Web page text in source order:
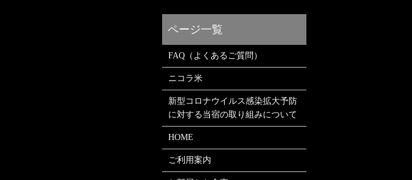
FAQ（よくあるご質問）
ニコラ米
新型コロナウイルス感染拡大予防
に対する当宿の取り組みについて
HOME
ご利用案内